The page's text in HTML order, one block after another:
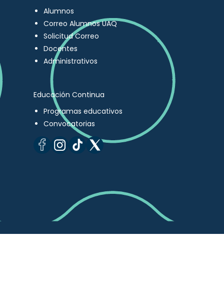
Alumnos
Correo Alumnos UAQ
Solicitud Correo
Docentes
Administrativos
Educación Continua
Programas educativos
Convocatorias